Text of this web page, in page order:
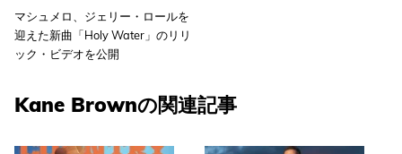
マシュメロ、ジェリー・ロールを
迎えた新曲「Holy Water」のリリ
ック・ビデオを公開
Kane Brownの関連記事